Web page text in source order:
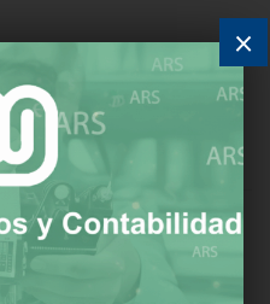
paro por aumento
hasta 2099 por conducir
×